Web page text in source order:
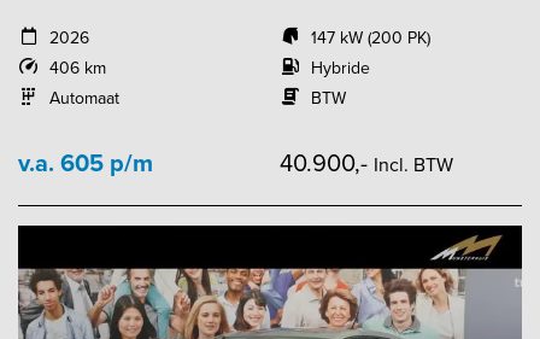
2026
406 km
Automaat
147 kW (200 PK)
Hybride
BTW
v.a. 605 p/m 40.900,- Incl. BTW